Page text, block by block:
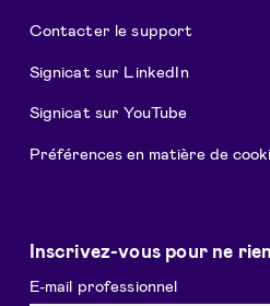
Contacter le support
Signicat sur LinkedIn
Signicat sur YouTube
Préférences en matière de
Inscrivez-vous pour ne
E-mail professionnel